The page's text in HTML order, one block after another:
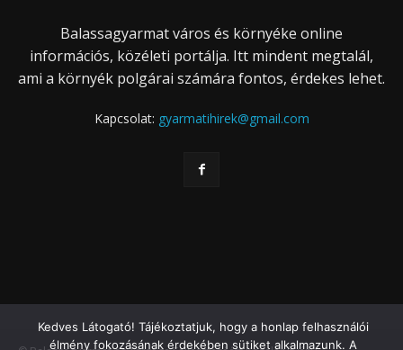
Balassagyarmat város és környéke online
információs, közéleti portálja. Itt mindent megtalál,
ami a környék polgárai számára fontos, érdekes lehet.
Kapcsolat: gyarmatihirek@gmail.com
Kedves Látogató! Tájékoztatjuk, hogy a honlap felhasználói
élmény fokozásának érdekében sütiket alkalmazunk. A